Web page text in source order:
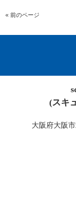
« 前のページ
(スキ
大阪府大阪